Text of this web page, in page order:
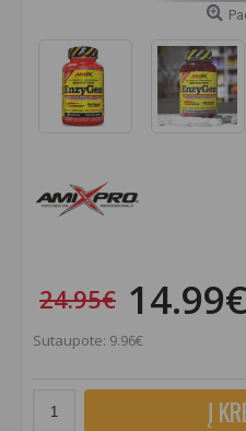
24.95€ 14.99€
Sutaupote: 9.96€
Į